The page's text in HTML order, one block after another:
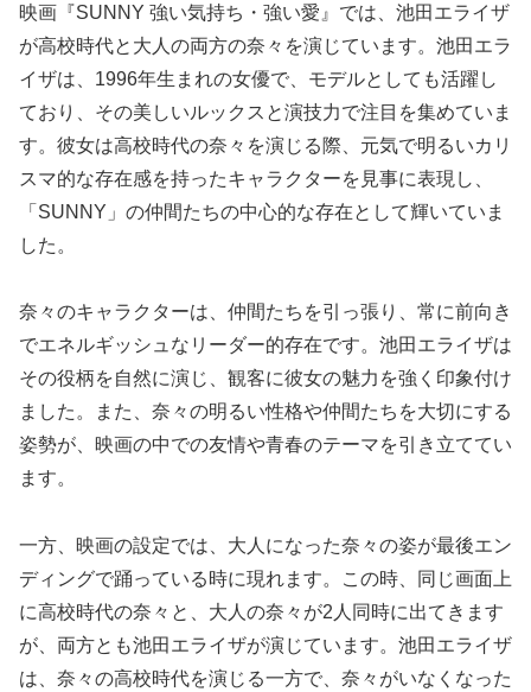
映画『SUNNY 強い気持ち・強い愛』では、池田エライザ
が高校時代と大人の両方の奈々を演じています。池田エラ
イザは、1996年生まれの女優で、モデルとしても活躍し
ており、その美しいルックスと演技力で注目を集めていま
す。彼女は高校時代の奈々を演じる際、元気で明るいカリ
スマ的な存在感を持ったキャラクターを見事に表現し、
「SUNNY」の仲間たちの中心的な存在として輝いていま
した。
奈々のキャラクターは、仲間たちを引っ張り、常に前向き
でエネルギッシュなリーダー的存在です。池田エライザは
その役柄を自然に演じ、観客に彼女の魅力を強く印象付け
ました。また、奈々の明るい性格や仲間たちを大切にする
姿勢が、映画の中での友情や青春のテーマを引き立ててい
ます。
一方、映画の設定では、大人になった奈々の姿が最後エン
ディングで踊っている時に現れます。この時、同じ画面上
に高校時代の奈々と、大人の奈々が2人同時に出てきます
が、両方とも池田エライザが演じています。池田エライザ
は、奈々の高校時代を演じる一方で、奈々がいなくなった